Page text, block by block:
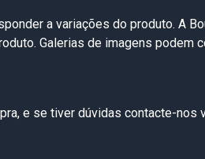
a variações do produto. A
Galerias de imagens
e se tiver dúvidas contacte-nos